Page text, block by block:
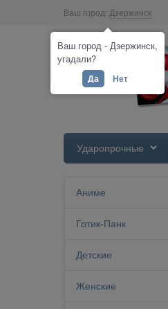
Ваш город: Дзержинск
Ударопрочные
Аниме
Готик-Панк
Детские
Женские
Ваш город - Дзержинск,
угадали?
Да Нет